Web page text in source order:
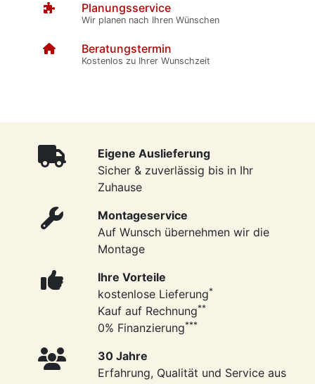
Planungsservice
Wir planen nach Ihren Wünschen
Beratungstermin
Kostenlos zu Ihrer Wunschzeit
Eigene Auslieferung
Sicher & zuverlässig bis in Ihr
Zuhause
Montageservice
Auf Wunsch übernehmen wir die
Montage
Ihre Vorteile
kostenlose Lieferung*
Kauf auf Rechnung**
0% Finanzierung***
30 Jahre
Erfahrung, Qualität und Service aus